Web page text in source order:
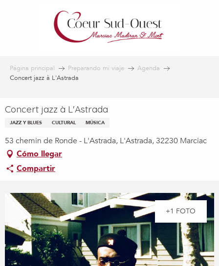
Página principal Preparando mi viaje
Agenda
Concert jazz à L'Astrada
Concert jazz à L'Astrada
JAZZ Y BLUES CULTURAL MÚSICA
53 chemin de Ronde - L'Astrada, L'Astrada, 32230 Marciac
Cómo llegar
Compartir
+1 FOTO